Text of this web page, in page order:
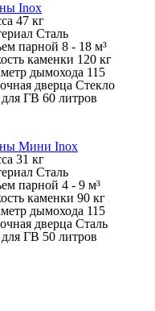
Inox
47 кг
Сталь
парной 8 - 18 м³
каменки 120 кг
дымохода 115
дверца Стекло
ГВ 60 литров
Мини Inox
31 кг
Сталь
парной 4 - 9 м³
каменки 90 кг
дымохода 115
дверца Сталь
ГВ 50 литров